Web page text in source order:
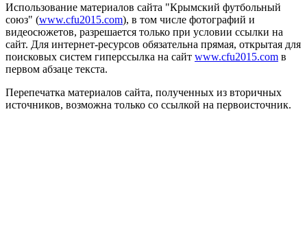
Использование материалов сайта "Крымский футбольный
союз" (www.cfu2015.com), в том числе фотографий и
видеосюжетов, разрешается только при условии ссылки на
сайт. Для интернет-ресурсов обязательна прямая, открытая для
поисковых систем гиперссылка на сайт www.cfu2015.com в
первом абзаце текста.
Перепечатка материалов сайта, полученных из вторичных
источников, возможна только со ссылкой на первоисточник.